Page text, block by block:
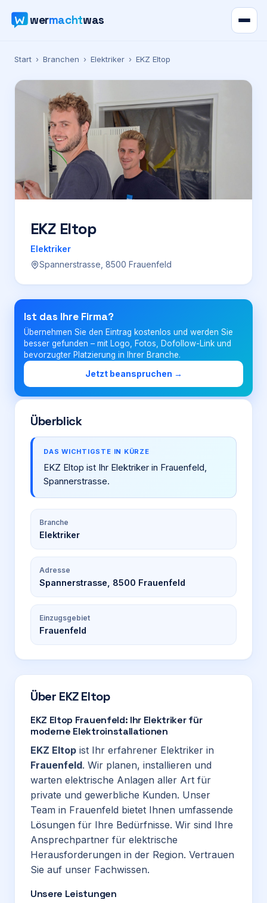
wermachtwas
Verzeichnis
Karte
Ratgeber
Werbung
Preise
Für Firmen
Login
Firma eintragen
Start › Branchen › Elektriker › EKZ Eltop
EKZ Eltop
Elektriker
Spannerstrasse, 8500 Frauenfeld
Ist das Ihre Firma?
Übernehmen Sie den Eintrag kostenlos und werden Sie
besser gefunden – mit Logo, Fotos, Dofollow-Link und
bevorzugter Platzierung in Ihrer Branche.
Jetzt beanspruchen →
Überblick
DAS WICHTIGSTE IN KÜRZE
EKZ Eltop ist Ihr Elektriker in Frauenfeld,
Spannerstrasse.
Branche
Elektriker
Adresse
Spannerstrasse, 8500 Frauenfeld
Einzugsgebiet
Frauenfeld
Über EKZ Eltop
EKZ Eltop Frauenfeld: Ihr Elektriker für
moderne Elektroinstallationen
EKZ Eltop ist Ihr erfahrener Elektriker in
Frauenfeld. Wir planen, installieren und
warten elektrische Anlagen aller Art für
private und gewerbliche Kunden. Unser
Team in Frauenfeld bietet Ihnen umfassende
Lösungen für Ihre Bedürfnisse. Wir sind Ihre
Ansprechpartner für elektrische
Herausforderungen in der Region. Vertrauen
Sie auf unser Fachwissen.
Unsere Leistungen